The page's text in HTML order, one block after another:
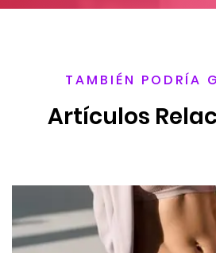
TAMBIÉN PODRÍA
Artículos